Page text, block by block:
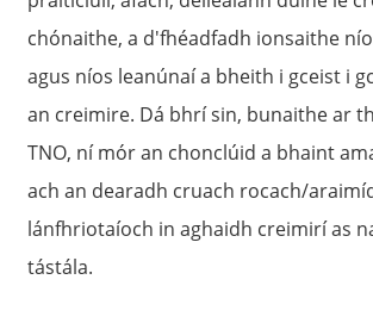
chónaithe, a d'fhéadfadh ionsaithe
agus níos leanúnaí a bheith i gceist i
an creimire. Dá bhrí sin, bunaithe ar
TNO, ní mór an chonclúid a bhaint
ach an dearadh cruach rocach/
lánfhriotaíoch in aghaidh creimirí as
tástála.